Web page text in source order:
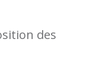
des